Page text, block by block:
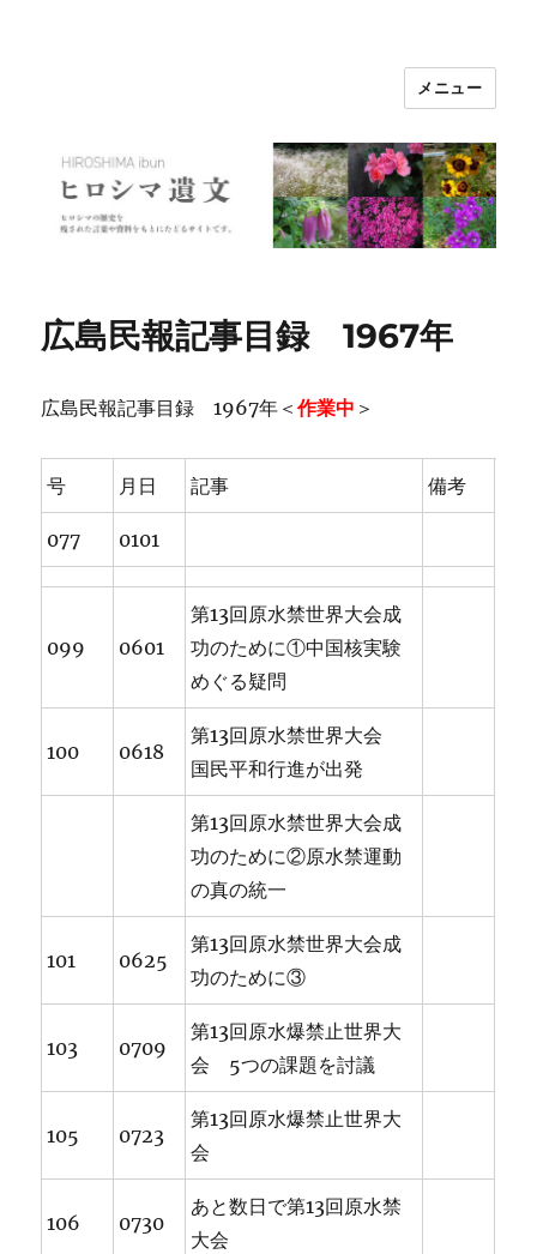
メニュー
広島民報記事目録 1967年
広島民報記事目録 1967年＜作業中 ＞
号 月日 記事 備考
077 0101
099 0601
第13回原水禁世界大会成
功のために①中国核実験
めぐる疑問
100 0618
第13回原水禁世界大会
国民平和行進が出発
第13回原水禁世界大会成
功のために②原水禁運動
の真の統一
101 0625
第13回原水禁世界大会成
功のために③
103 0709
第13回原水爆禁止世界大
会 5つの課題を討議
105 0723
第13回原水爆禁止世界大
会
106 0730
あと数日で第13回原水禁
大会